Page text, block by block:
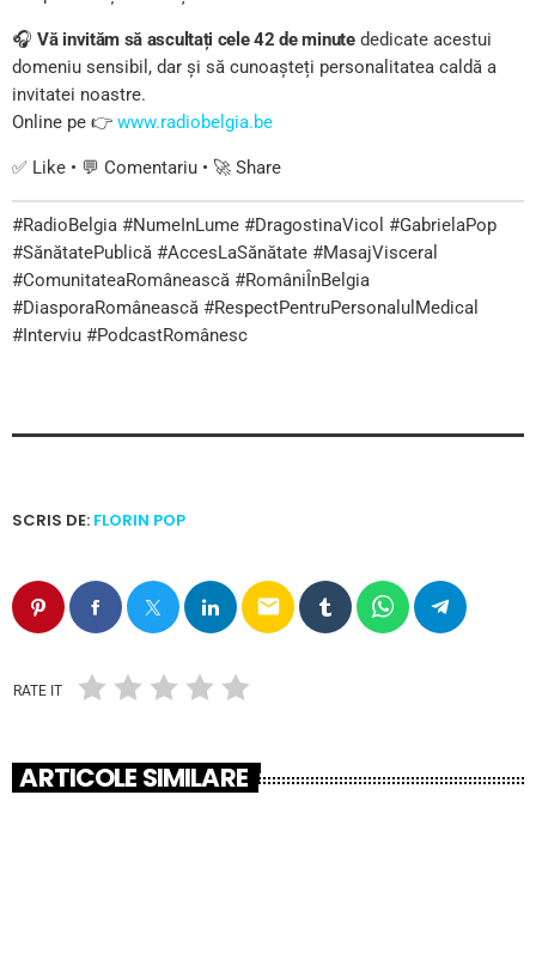
🎧 Vă invităm să ascultați cele 42 de minutededicate acestui
domeniu sensibil, dar și să cunoașteți personalitatea caldă a
invitatei noastre.
Online pe 👉 www.radiobelgia.be
✅ Like • 💬 Comentariu • 🚀 Share
#RadioBelgia #NumeInLume #DragostinaVicol #GabrielaPop
#SănătatePublică #AccesLaSănătate #MasajVisceral
#ComunitateaRomânească #RomâniÎnBelgia
#DiasporaRomânească #RespectPentruPersonalulMedical
#Interviu #PodcastRomânesc
SCRIS DE: FLORIN POP
email
RATE IT
ARTICOLE SIMILARE